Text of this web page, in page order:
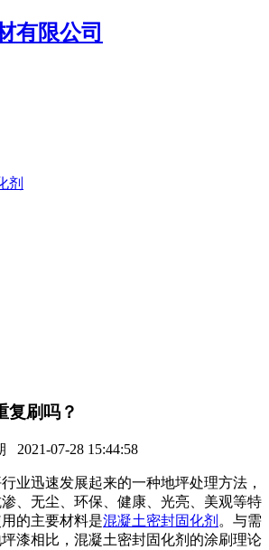
剂
复刷吗？
2021-07-28 15:44:58
业迅速发展起来的一种地坪处理方法，
、无尘、环保、健康、光亮、美观等特
的主要材料是混凝土密封固化剂 。与需
漆相比，混凝土密封固化剂的涂刷理论